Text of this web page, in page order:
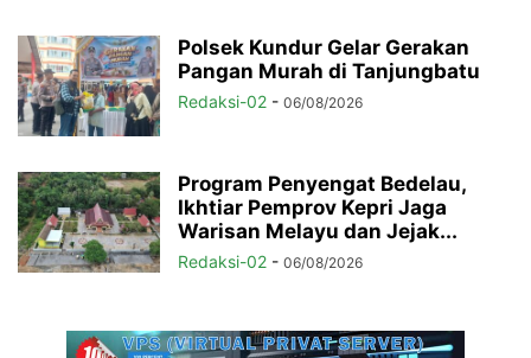
Polsek Kundur Gelar Gerakan
Pangan Murah di Tanjungbatu
Redaksi-02 - 06/08/2026
Program Penyengat Bedelau,
Ikhtiar Pemprov Kepri Jaga
Warisan Melayu dan Jejak...
Redaksi-02 - 06/08/2026